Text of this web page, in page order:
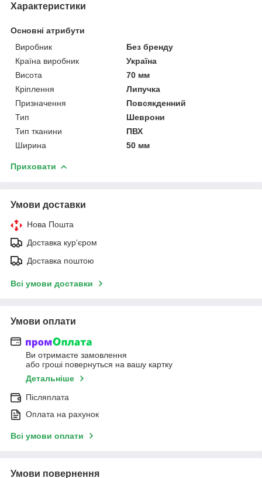
Характеристики
Основні атрибути
Виробник
Без бренду
Країна виробник
Україна
Висота
70 мм
Кріплення
Липучка
Призначення
Повсякденний
Тип
Шеврони
Тип тканини
ПВХ
Ширина
50 мм
Приховати
Умови доставки
Нова Пошта
Доставка кур'єром
Доставка поштою
Всі умови доставки
Умови оплати
Ви отримаєте замовлення
або гроші повернуться на вашу картку
Детальніше
Післяплата
Оплата на рахунок
Всі умови оплати
Умови повернення